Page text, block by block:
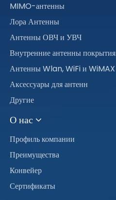
MIMO-антенны
Лора Антенны
Антенны ОВЧ и УВЧ
Внутренние антенны покрытия
Антенны Wlan, WiFi и WiMAX
Аксессуары для антенн
Другие
О нас
Профиль компании
Преимущества
Конвейер
Сертификаты